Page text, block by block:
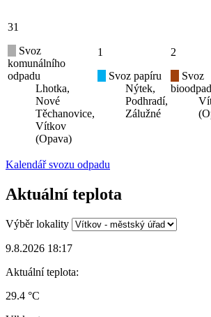
31
Svoz
komunálního
odpadu
Lhotka,
Nové
Těchanovice,
Vítkov
(Opava)
1
Svoz papíru
Nýtek,
Podhradí,
Zálužné
2
Svoz
Kalendář svozu odpadu
Aktuální teplota
Výběr lokality
9.8.2026 18:17
Aktuální teplota:
29.4 °C